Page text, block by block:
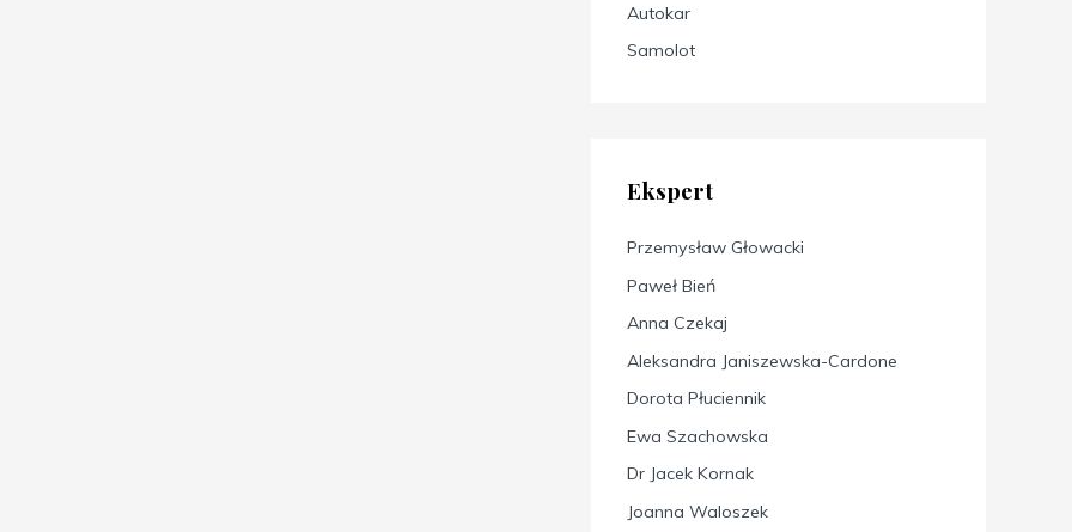
Autokar
Samolot
Ekspert
Przemysław Głowacki
Paweł Bień
Anna Czekaj
Aleksandra Janiszewska-Cardone
Dorota Płuciennik
Ewa Szachowska
Dr Jacek Kornak
Joanna Waloszek